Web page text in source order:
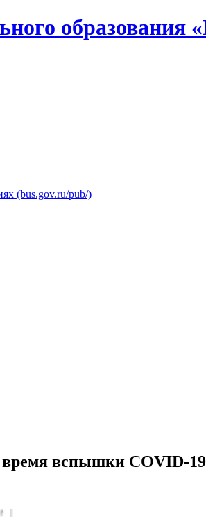
образования
(bus.gov.ru/pub/)
время вспышки COVID-19